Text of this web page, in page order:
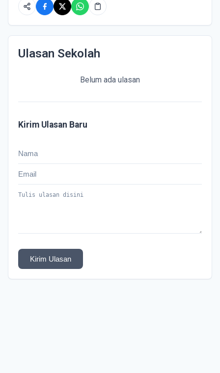
Ulasan Sekolah
Belum ada ulasan
Kirim Ulasan Baru
Kirim Ulasan